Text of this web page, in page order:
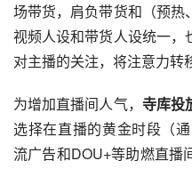
场带货，肩负带货和（预热
视频人设和带货人设统一，
对主播的关注，将注意力转
为增加直播间人气， 寺库投
选择在直播的黄金时段（
流广告和DOU+等助燃直播